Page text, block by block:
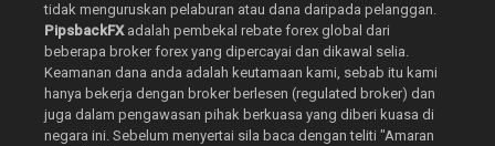
tidak menguruskan pelaburan atau dana daripada pelanggan.
PipsbackFXadalah pembekal rebate forex global dari
beberapa broker forex yang dipercayai dan dikawal selia.
Keamanan dana anda adalah keutamaan kami, sebab itu kami
hanya bekerja dengan broker berlesen (regulated broker) dan
juga dalam pengawasan pihak berkuasa yang diberi kuasa di
negara ini. Sebelum menyertai sila baca dengan teliti "Amaran